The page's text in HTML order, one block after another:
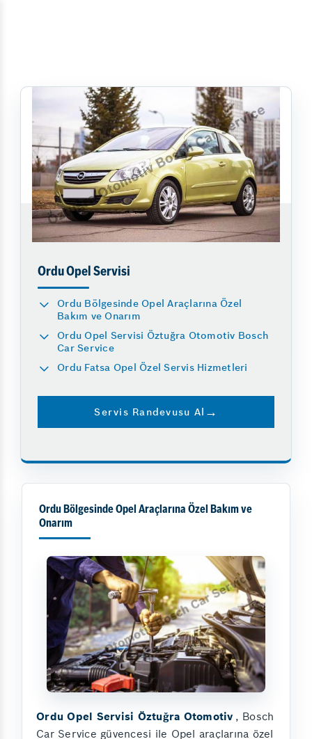
Ordu Opel Servisi
Ordu Bölgesinde Opel Araçlarına Özel
Bakım ve Onarım
Ordu Opel Servisi Öztuğra Otomotiv Bosch
Car Service
Ordu Fatsa Opel Özel Servis Hizmetleri
Servis Randevusu Al
Ordu Bölgesinde Opel Araçlarına Özel Bakım ve
Onarım
Ordu Opel Servisi Öztuğra Otomotiv , Bosch
Car Service güvencesi ile Opel araçlarına özel